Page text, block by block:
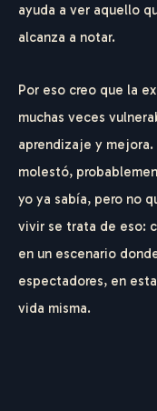
ayuda a ver aquello
alcanza a notar.
Por eso creo que la
muchas veces
aprendizaje y
molestó,
yo ya sabía, pero no
vivir se trata de eso:
en un escenario
espectadores, en
vida misma.